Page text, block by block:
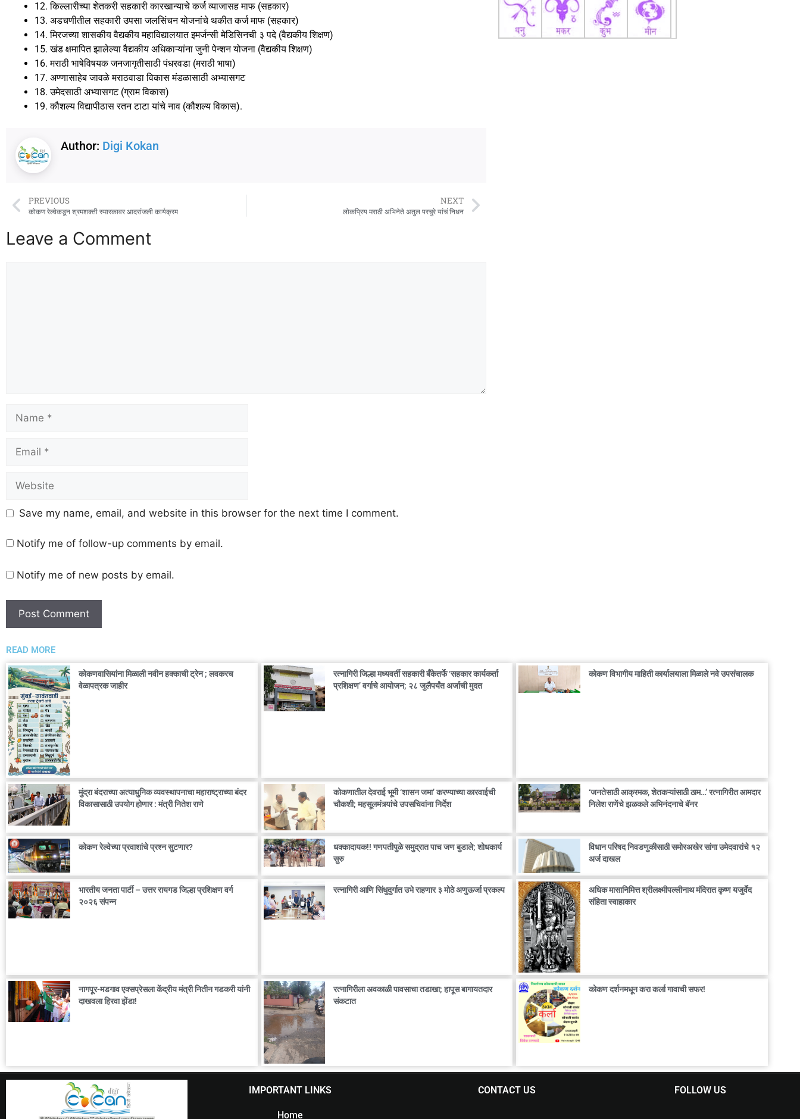
12. किल्लारीच्या शेतकरी सहकारी कारखान्याचे कर्ज व्याजासह माफ (सहकार)
13. अडचणीतील सहकारी उपसा जलसिंचन योजनांचे थकीत कर्ज माफ (सहकार)
14. मिरजच्या शासकीय वैद्यकीय महाविद्यालयात इमर्जन्सी मेडिसिनची ३ पदे (वैद्यकीय शिक्षण)
15. खंड क्षमापित झालेल्या वैद्यकीय अधिकाऱ्यांना जुनी पेन्शन योजना (वैद्यकीय शिक्षण)
16. मराठी भाषेविषयक जनजागृतीसाठी पंधरवडा (मराठी भाषा)
17. अण्णासाहेब जावळे मराठवाडा विकास मंडळासाठी अभ्यासगट
18. उमेदसाठी अभ्यासगट (ग्राम विकास)
19. कौशल्य विद्यापीठास रतन टाटा यांचे नाव (कौशल्य विकास).
Author: Digi Kokan
PREVIOUS
कोकण रेल्वेकडून श्रमशक्ती स्मारकावर आदरांजली कार्यक्रम
NEXT
लोकप्रिय मराठी अभिनेते अतुल परचुरे यांचं निधन
Leave a Comment
Save my name, email, and website in this browser for the next time I comment.
Notify me of follow-up comments by email.
Notify me of new posts by email.
READ MORE
कोकणवासियांना मिळाली नवीन हक्काची ट्रेन ; लवकरच
वेळापत्रक जाहीर
रत्नागिरी जिल्हा मध्यवर्ती सहकारी बँकेतर्फे ‘सहकार कार्यकर्ता
प्रशिक्षण’ वर्गाचे आयोजन; २८ जुलैपर्यंत अर्जाची मुदत
कोकण विभागीय माहिती कार्यालयाला मिळाले नवे उपसंचालक
मुंद्रा बंदराच्या अत्याधुनिक व्यवस्थापनाचा महाराष्ट्राच्या बंदर
विकासासाठी उपयोग होणार : मंत्री नितेश राणे
कोकणातील देवराई भूमी ‘शासन जमा’ करण्याच्या कारवाईची
चौकशी; महसूलमंत्र्यांचे उपसचिवांना निर्देश
‘जनतेसाठी आक्रमक, शेतकऱ्यांसाठी ठाम…’ रत्नागिरीत आमदार
निलेश राणेंचे झळकले अभिनंदनाचे बॅनर
कोकण रेल्वेच्या प्रवाशांचे प्रश्न सुटणार?
धक्कादायक!! गणपतीपुळे समुद्रात पाच जण बुडाले; शोधकार्य
सुरु
विधान परिषद निवडणुकीसाठी समोरअखेर सांगा उमेदवारांचे १२
अर्ज दाखल
भारतीय जनता पार्टी – उत्तर रायगड जिल्हा प्रशिक्षण वर्ग
२०२६ संपन्न
रत्नागिरी आणि सिंधुदुर्गात उभे राहणार ३ मोठे अणुऊर्जा प्रकल्प
अधिक मासानिमित्त श्रीलक्ष्मीपल्लीनाथ मंदिरात कृष्ण यजुर्वेद
संहिता स्वाहाकार
नागपूर-मडगाव एक्सप्रेसला केंद्रीय मंत्री नितीन गडकरी यांनी
दाखवला हिरवा झेंडा!
रत्नागिरीला अवकाळी पावसाचा तडाखा; हापूस बागायतदार
संकटात
कोकण दर्शनमधून करा कर्ला गावाची सफर!
IMPORTANT LINKS
Home
CONTACT US FOLLOW US